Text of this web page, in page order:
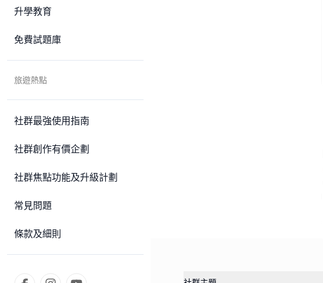
升學教育
免費試題庫
旅遊熱點
社群最強使用指南
社群創作有價企劃
社群焦點功能及升級計劃
常見問題
條款及細則